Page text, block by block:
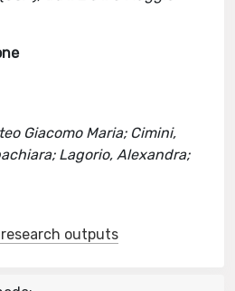
Giacomo Maria; Cimini,
Lagorio, Alexandra;
research outputs